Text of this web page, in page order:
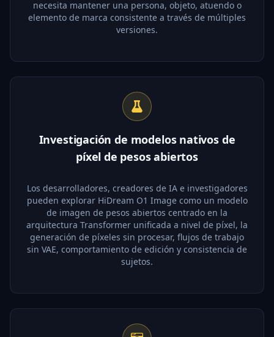
necesita mantener una persona, objeto, atuendo o
elemento de marca consistente a través de múltiples
versiones.
Investigación de modelos nativos de
píxel de pesos abiertos
Los desarrolladores, creadores de IA e investigadores
pueden explorar HiDream O1 Image como un modelo
de imagen de pesos abiertos centrado en la
arquitectura Transformer unificada a nivel de píxel, la
generación de píxeles sin procesar, flujos de trabajo
sin VAE, comportamiento de edición y consistencia de
sujetos.